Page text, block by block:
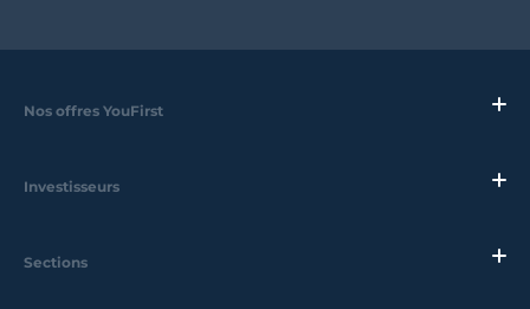
Nos offres YouFirst
Investisseurs
Sections